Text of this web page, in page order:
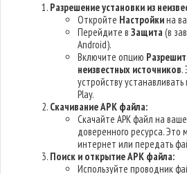
Разрешение установки из
Откройте Настройкина
Перейдите вЗащита(в
Android).
Включите опцию
неизвестных источников.
устройству
Play.
Скачивание APK файла:
Скачайте APK файл на
доверенного ресурса. Это
интернет или передать
Поиск и открытие APK файла:
Используйте проводник